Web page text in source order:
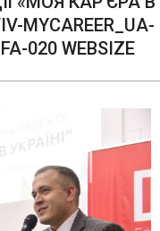
MYCAREER_UA-
020 WEBSIZE